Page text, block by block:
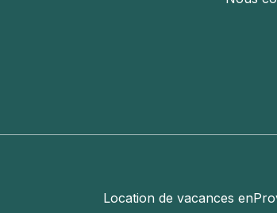
Location de vacances en